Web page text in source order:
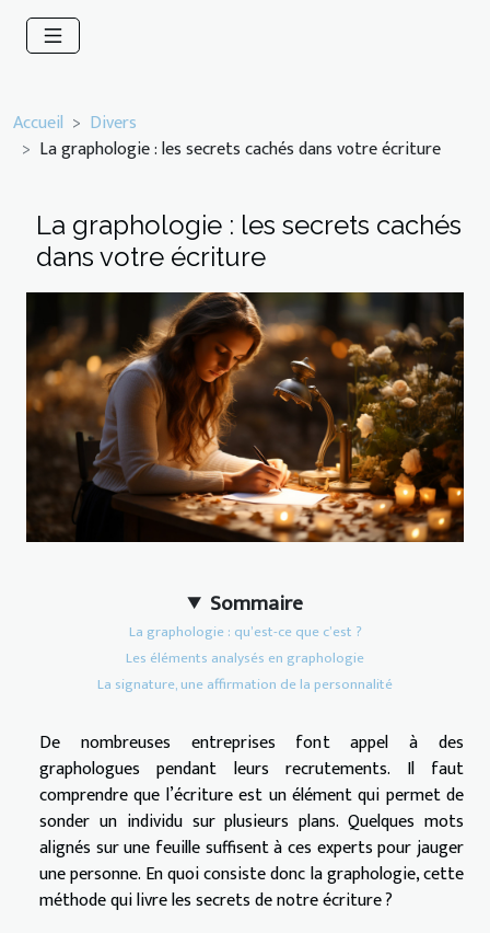
Accueil
Divers
La graphologie : les secrets cachés dans votre écriture
La graphologie : les secrets cachés
dans votre écriture
Sommaire
La graphologie : qu’est-ce que c’est ?
Les éléments analysés en graphologie
La signature, une affirmation de la personnalité
De nombreuses entreprises font appel à des
graphologues pendant leurs recrutements. Il faut
comprendre que l’écriture est un élément qui permet de
sonder un individu sur plusieurs plans. Quelques mots
alignés sur une feuille suffisent à ces experts pour jauger
une personne. En quoi consiste donc la graphologie, cette
méthode qui livre les secrets de notre écriture ?